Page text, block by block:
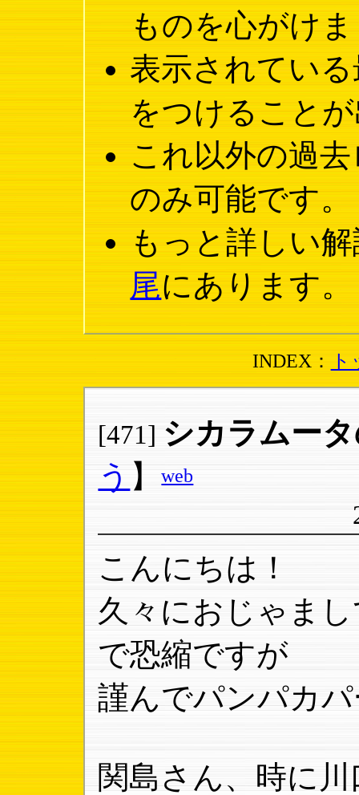
ものを心がけ
表示されてい
をつけること
これ以外の過
のみ可能です。
もっと詳しい
尾にあります。
INDEX：
[471] シカラムー
う 】web
こんにちは！
久々におじゃま
で恐縮ですが
謹んでパンパカ
関島さん、時に